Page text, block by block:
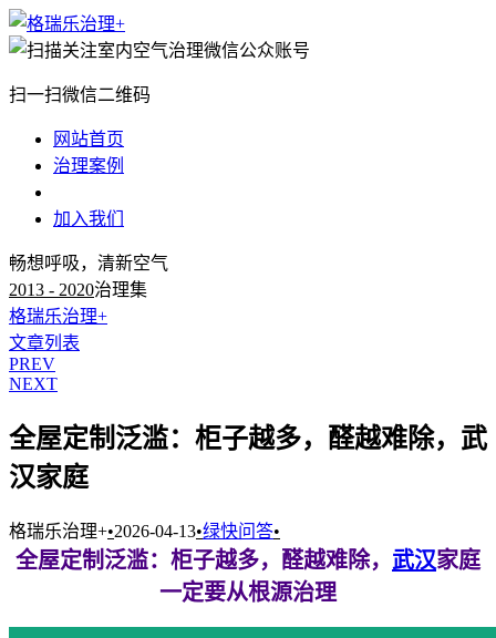
扫一扫微信二维码
网站首页
治理案例
加入我们
畅想呼吸，清新空气
2013 - 2020治理集
格瑞乐治理+
文章列表
PREV
NEXT
全屋定制泛滥：柜子越多，醛越难除，武
汉家庭
格瑞乐治理+•2026-04-13•绿快问答•
全屋定制泛滥：柜子越多，醛越难除， 武汉家庭
一定要从根源治理